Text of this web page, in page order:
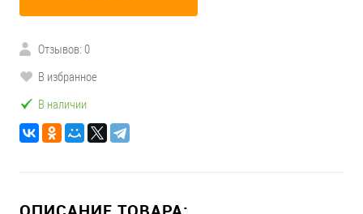
Отзывов: 0
В избранное
В наличии